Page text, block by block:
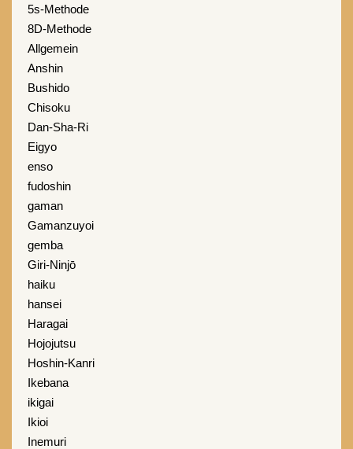
5s-Methode
8D-Methode
Allgemein
Anshin
Bushido
Chisoku
Dan-Sha-Ri
Eigyo
enso
fudoshin
gaman
Gamanzuyoi
gemba
Giri-Ninjō
haiku
hansei
Haragai
Hojojutsu
Hoshin-Kanri
Ikebana
ikigai
Ikioi
Inemuri